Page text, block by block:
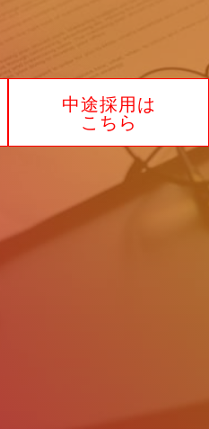
中途採用は
こちら